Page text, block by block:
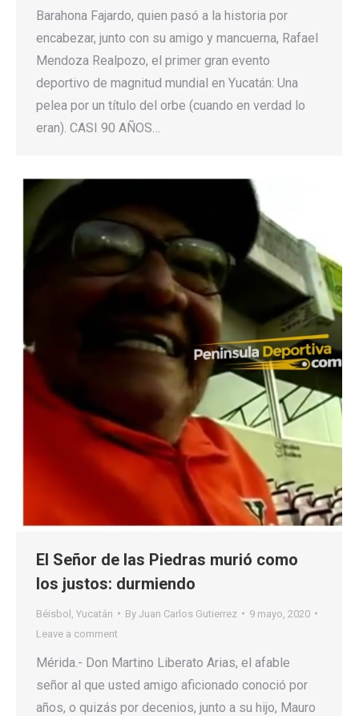
Barahona Fajardo, quien pasó a la historia por
encabezar, junto con su amigo y mancuerna, Rafael
Mendoza Realpozo, el primer gran evento
deportivo de magnitud mundial en Yucatán: Una
pelea por un título del orbe (cuando en verdad lo
eran). CASI 90 AÑOS…
El Señor de las Piedras murió como
los justos: durmiendo
Béisbol Yucatán By Juan Carlos Gutierrez
9 mayo, 2020
Leave a comment
Mérida.- Don Martino Liberato Arias, el afable
señor al que usted amigo aficionado conoció por
años, o quizás por decenios, junto a su hijo, Mauro